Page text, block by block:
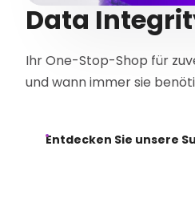
Data
Ihr One-Stop-Shop für
und wann immer sie
Entdecken Sie unsere